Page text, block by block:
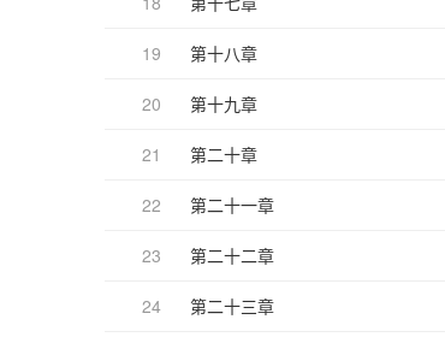
19 第十八章
20 第十九章
21 第二十章
22 第二十一章
23 第二十二章
24 第二十三章